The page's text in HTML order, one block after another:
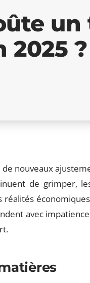
un
2025 ?
nouveaux
de grimper,
avec